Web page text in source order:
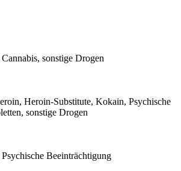
sonstige Drogen
Heroin-Substitute, Kokain, Psychische
sonstige Drogen
Beeinträchtigung